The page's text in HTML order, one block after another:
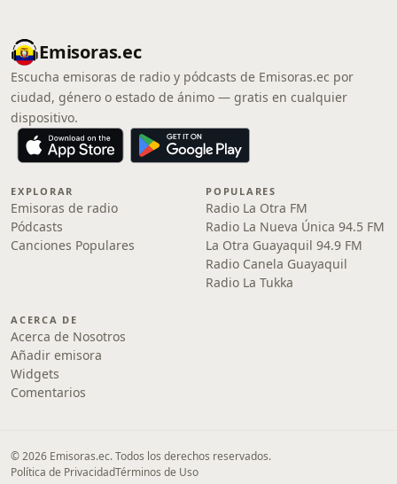
Emisoras.ec
Escucha emisoras de radio y pódcasts de Emisoras.ec por
ciudad, género o estado de ánimo — gratis en cualquier
dispositivo.
EXPLORAR
Emisoras de radio
Pódcasts
Canciones Populares
POPULARES
Radio La Otra FM
Radio La Nueva Única 94.5 FM
La Otra Guayaquil 94.9 FM
Radio Canela Guayaquil
Radio La Tukka
ACERCA DE
Acerca de Nosotros
Añadir emisora
Widgets
Comentarios
© 2026 Emisoras.ec. Todos los derechos reservados.
Política de PrivacidadTérminos de Uso